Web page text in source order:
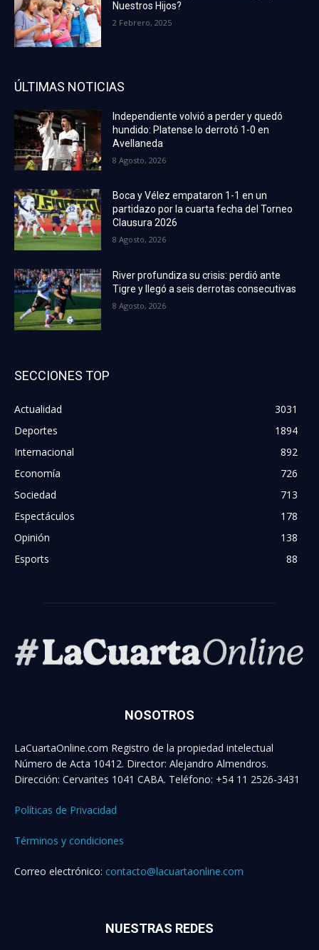
Nuestros Hijos?
2 Febrero, 2025
ÚLTIMAS NOTICIAS
Independiente volvió a perder y quedó
hundido: Platense lo derrotó 1-0 en
Avellaneda
8 Agosto, 2026
Boca y Vélez empataron 1-1 en un
partidazo por la cuarta fecha del Torneo
Clausura 2026
8 Agosto, 2026
River profundiza su crisis: perdió ante
Tigre y llegó a seis derrotas consecutivas
8 Agosto, 2026
SECCIONES TOP
Actualidad
3031
Deportes
1894
Internacional
892
Economía
726
Sociedad
713
Espectáculos
178
Opinión
138
Esports
88
NOSOTROS
LaCuartaOnline.com Registro de la propiedad intelectual
Número de Acta 10412. Director: Alejandro Almendros.
Dirección: Cervantes 1041 CABA. Teléfono: +54 11 2526-3431
Políticas de Privacidad
Términos y condiciones
Correo electrónico: contacto@lacuartaonline.com
NUESTRAS REDES